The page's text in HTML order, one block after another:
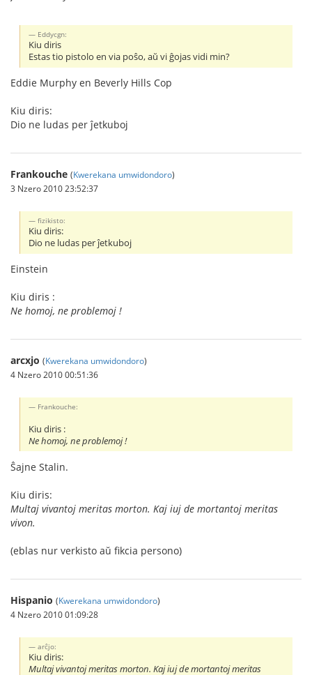
Eddycgn:
Kiu diris
Estas tio pistolo en via poŝo, aŭ vi ĝojas vidi min?
Eddie Murphy en Beverly Hills Cop
Kiu diris:
Dio ne ludas per ĵetkuboj
Frankouche (Kwerekana umwidondoro)
3 Nzero 2010 23:52:37
fizikisto:
Kiu diris:
Dio ne ludas per ĵetkuboj
Einstein
Kiu diris :
Ne homoj, ne problemoj !
arcxjo (Kwerekana umwidondoro)
4 Nzero 2010 00:51:36
Frankouche:
Kiu diris :
Ne homoj, ne problemoj !
Ŝajne Stalin.
Kiu diris:
Multaj vivantoj meritas morton. Kaj iuj de mortantoj meritas
vivon.
(eblas nur verkisto aŭ fikcia persono)
Hispanio (Kwerekana umwidondoro)
4 Nzero 2010 01:09:28
arĉjo:
Kiu diris:
Multaj vivantoj meritas morton. Kaj iuj de mortantoj meritas